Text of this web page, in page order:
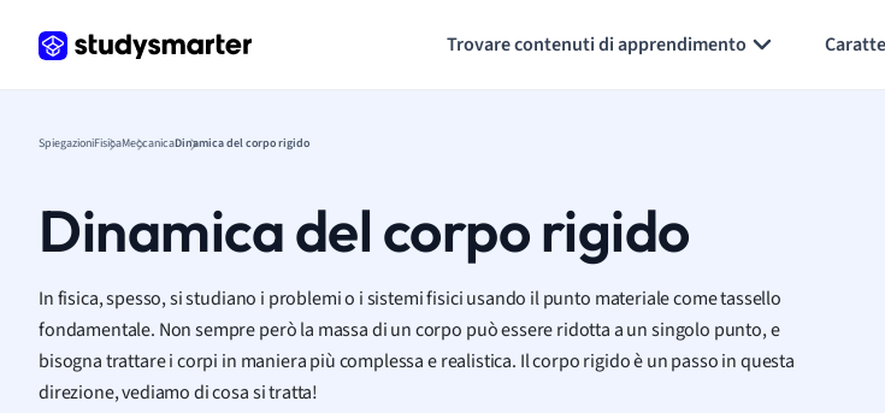
Trovare contenuti di apprendimento
SpiegazioniFisicaMeccanicaDinamica del corpo rigido
Dinamica del corpo rigido
In fisica, spesso, si studiano i problemi o i sistemi fisici usando il punto materiale come tassello
fondamentale. Non sempre però la massa di un corpo può essere ridotta a un singolo punto, e
bisogna trattare i corpi in maniera più complessa e realistica. Il corpo rigido è un passo in questa
direzione, vediamo di cosa si tratta!